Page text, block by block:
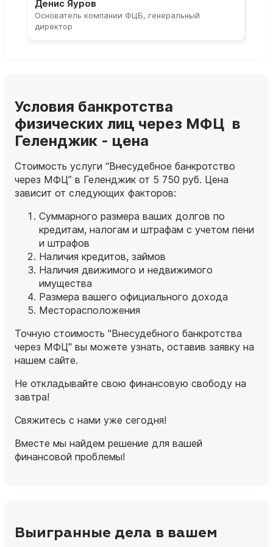
Денис Яуров
Основатель компании ФЦБ, генеральный
директор
Условия банкротства
физических лиц через МФЦ в
Геленджик - цена
Стоимость услуги “Внесудебное банкротство
через МФЦ” в Геленджик от 5 750 руб. Цена
зависит от следующих факторов:
Суммарного размера ваших долгов по
кредитам, налогам и штрафам с учетом пени
и штрафов
Наличия кредитов, займов
Наличия движимого и недвижимого
имущества
Размера вашего официального дохода
Месторасположения
Точную стоимость "Внесудебного банкротства
через МФЦ" вы можете узнать, оставив заявку на
нашем сайте.
Не откладывайте свою финансовую свободу на
завтра!
Свяжитесь с нами уже сегодня!
Вместе мы найдем решение для вашей
финансовой проблемы!
Выигранные дела в вашем